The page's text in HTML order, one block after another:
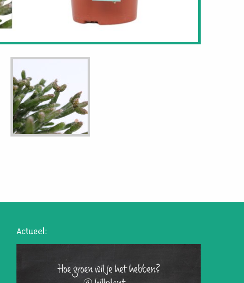
Actueel:
Hoe groen wil je het hebben?